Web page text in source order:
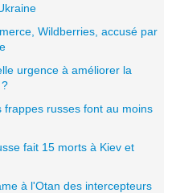
Wildberries, accusé par
urgence à améliorer la
russes font au moins
fait 15 morts à Kiev et
à l'Otan des intercepteurs